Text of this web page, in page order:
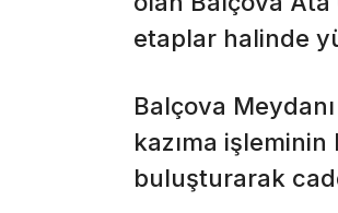
etaplar halinde
Balçova
kazıma
buluşturarak